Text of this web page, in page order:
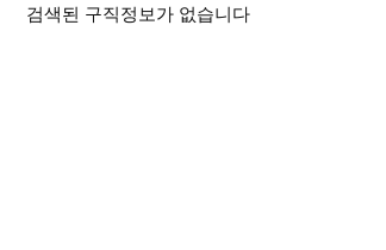
검색된 구직정보가 없습니다